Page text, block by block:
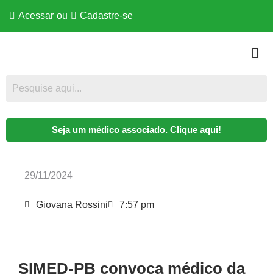
Acessar ou Cadastre-se
Seja um médico associado. Clique aqui!
29/11/2024
Giovana Rossini 7:57 pm
SIMED-PB convoca médico da